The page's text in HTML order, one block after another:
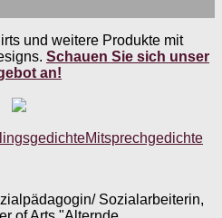
und weitere Produkte mit
Schauen Sie sich unser
an!
Mitsprechgedichte
Sozialarbeiterin,